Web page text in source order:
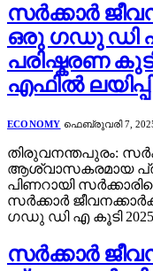
സർക്കാർ
ഒരു ഗഡു ഡി
പരിഷ്കരണ
എഫിൽ
ECONOMY ഫെബ്രുവരി 7,
തിരുവനന്തപുരം:
ആശ്വാസകരമായ
പിണറായി
സർക്കാർ
ഗഡു ഡി എ കൂടി
സർക്കാർ